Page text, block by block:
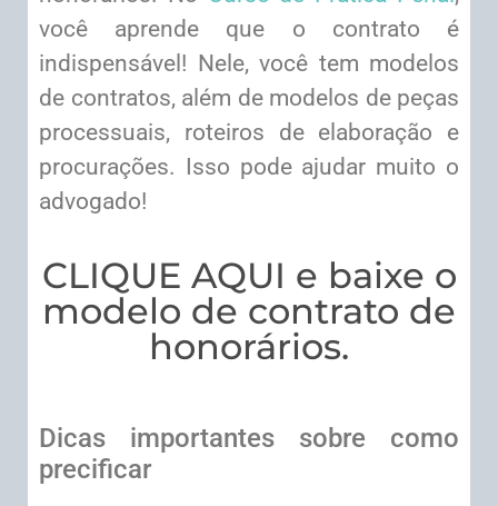
você aprende que o contrato é
indispensável! Nele, você tem modelos
de contratos, além de modelos de peças
processuais, roteiros de elaboração e
procurações. Isso pode ajudar muito o
advogado!
CLIQUE AQUI e baixe o
modelo de contrato de
honorários.
Dicas importantes sobre como
precificar